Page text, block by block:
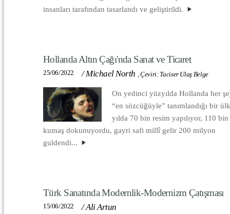
insanları tarafından tasarlandı ve geliştirildi.
Hollanda Altın Çağı'nda Sanat ve Ticaret
25/06/2022 /Michael North ,Çeviri: Taciser Ulaş Belge
On yedinci yüzyılda Hollanda her
“en sözcüğüyle” tanımlandığı bir
yılda 70 bin resim yapılıyor, 110
kumaş dokunuyordu, gayri safi millî gelir 200 milyon
guldendi...
Türk Sanatında Modernlik-Modernizm Çatışması
15/06/2022 /Ali Artun